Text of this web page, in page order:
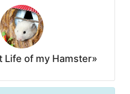
Life of my Hamster»